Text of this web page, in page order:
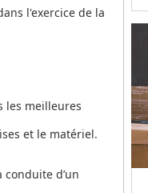
l'exercice de la
les meilleures
et le matériel.
d’un